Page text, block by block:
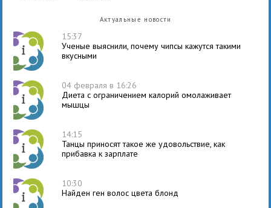
Актуальные новости
15:37
Ученые выяснили, почему чипсы кажутся такими
вкусными
04 февраля в 16:26
Диета с ограничением калорий омолаживает
мышцы
14:15
Танцы приносят такое же удовольствие, как
прибавка к зарплате
10:30
Найден ген волос цвета блонд